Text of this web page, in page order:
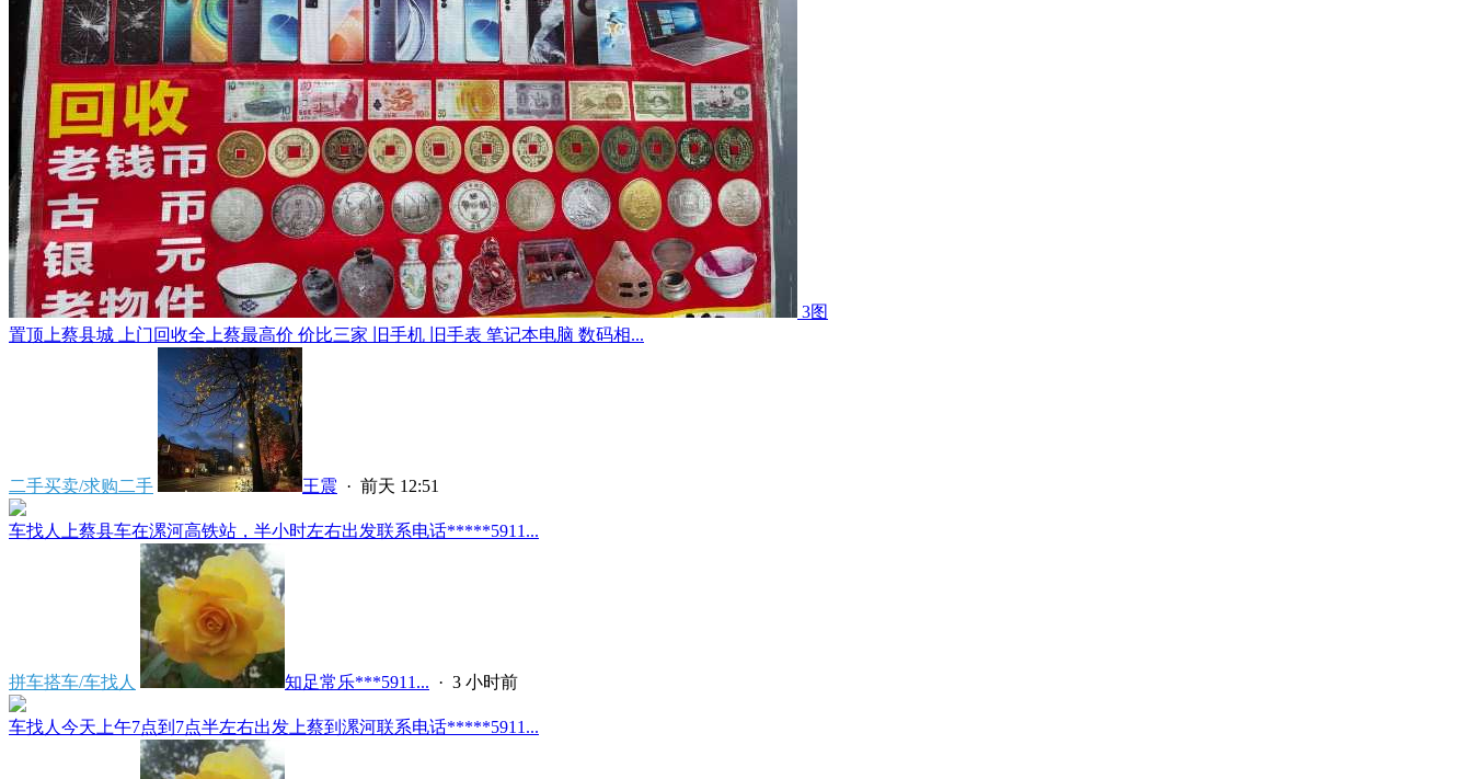
3图
置顶 上蔡县城 上门回收全上蔡最高价 价比三家 旧手机 旧手表 笔记本电脑 数码相...
二手买卖/求购二手 王震 · 前天 12:51
车找人上蔡县车在漯河高铁站，半小时左右出发联系电话*****5911...
拼车搭车/车找人 知足常乐***5911... · 3 小时前
车找人今天上午7点到7点半左右出发上蔡到漯河联系电话*****5911...